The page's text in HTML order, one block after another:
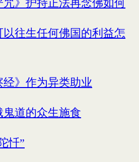
咒》护持正法再念佛如何
往生任何佛国的利益怎
》作为异类助业
道的众生施食
忏”